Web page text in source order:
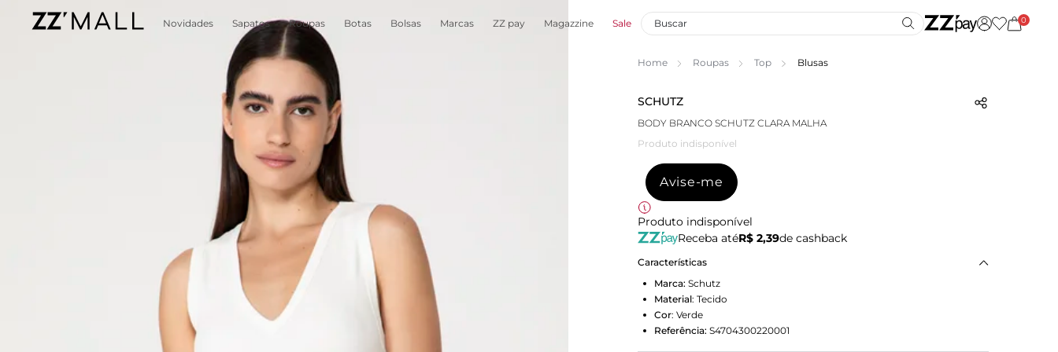
Novidades Sapatos Roupas Botas Bolsas Marcas ZZ pay Magazzine Sale 0
Home Roupas Top Blusas
SCHUTZ
BODY BRANCO SCHUTZ CLARA MALHA
Produto indisponível
Avise-me
Produto indisponível
Receba atéR$ 2,39de cashback
Características
Marca: Schutz
Material: Tecido
Cor: Verde
Referência: S4704300220001